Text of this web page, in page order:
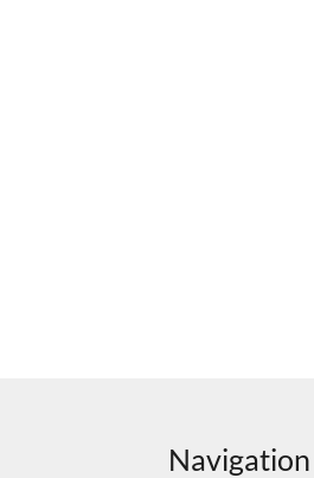
Navigation